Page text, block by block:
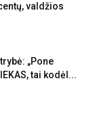
valdžios
„Pone
tai kodėl...